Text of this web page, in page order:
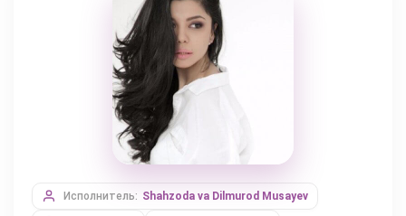
Исполнитель: Shahzoda va Dilmurod Musayev